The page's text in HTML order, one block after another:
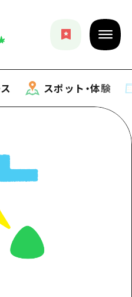
スポット・体験
り
一覧
公式ガイド
ラベル
日常
験一覧